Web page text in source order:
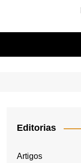
Editorias
Artigos